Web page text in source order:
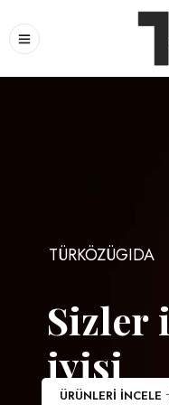
TÜRKÖZÜGIDA
Sizleri
iyisi
ÜRÜNLERİ İNCELE